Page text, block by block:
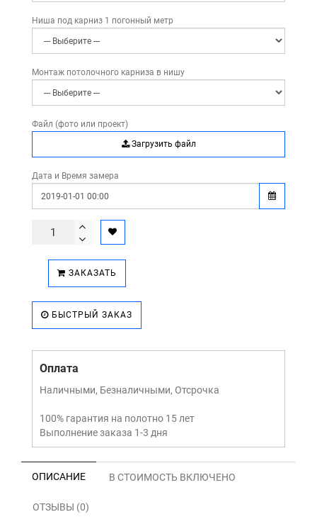
Ниша под карниз 1 погонный метр
Монтаж потолочного карниза в нишу
Файл (фото или проект)
Загрузить файл
Дата и Время замера
ЗАКАЗАТЬ
БЫСТРЫЙ ЗАКАЗ
Оплата
Наличными, Безналичными, Отсрочка
100% гарантия на полотно 15 лет
Выполнение заказа 1-3 дня
ОПИСАНИЕ В СТОИМОСТЬ ВКЛЮЧЕНО
ОТЗЫВЫ (0)